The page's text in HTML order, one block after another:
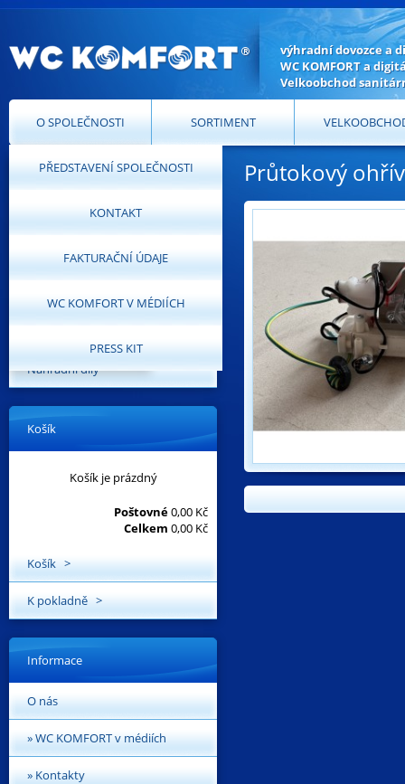
výhradní dovozce a
WC KOMFORT a
Velkoobchod
O SPOLEČNOSTI
PŘEDSTAVENÍ SPOLEČNOSTI
KONTAKT
FAKTURAČNÍ ÚDAJE
WC KOMFORT V MÉDIÍCH
PRESS KIT
SORTIMENT
Elektronické bidety
Přídavné bidety
Náhradní díly
Košík
Košík je prázdný
Poštovné0,00 Kč
Celkem 0,00 Kč
Košík >
K pokladně >
Informace
O nás
» WC KOMFORT v médiích
» Kontakty
Průtokový